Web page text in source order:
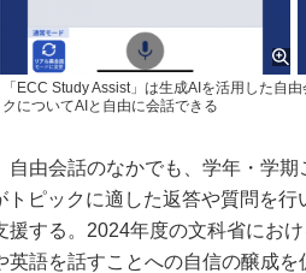
「ECC Study Assist」は生成AIを活用した自
クについてAIと自由に会話できる
由会話のなかでも、学年・学期
トピックに適した返答や質問を
援する。2024年度の文科省にお
英語を話すことへの自信の醸成を